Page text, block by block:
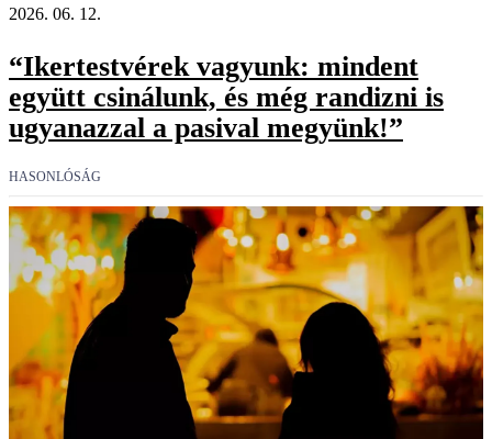
2026. 06. 12.
“Ikertestvérek vagyunk: mindent
együtt csinálunk, és még randizni is
ugyanazzal a pasival megyünk!”
HASONLÓSÁG